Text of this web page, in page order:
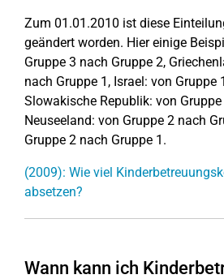
Zum 01.01.2010 ist diese
geändert worden. Hier einige
Gruppe 3 nach Gruppe 2,
nach Gruppe 1, Israel: von Gruppe
Slowakische Republik: von
Neuseeland: von Gruppe 2 nach
Gruppe 2 nach Gruppe 1.
(2009): Wie viel
absetzen?
Wann kann ich